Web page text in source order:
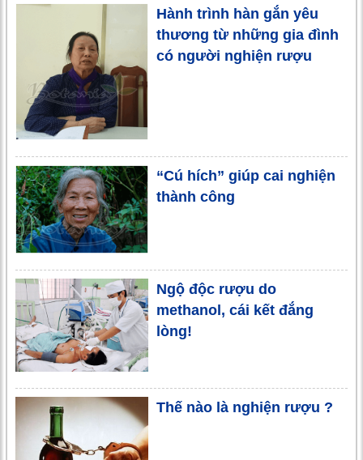
Hành trình hàn gắn yêu
thương từ những gia đình
có người nghiện rượu
“Cú hích” giúp cai nghiện
thành công
Ngộ độc rượu do
methanol, cái kết đắng
lòng!
Thế nào là nghiện rượu ?